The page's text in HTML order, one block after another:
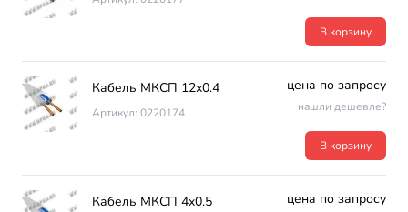
В корзину
Кабель МКСП 12х0.4
Артикул: 0220174
цена по запросу
нашли дешевле?
В корзину
Кабель МКСП 4х0.5 цена по запросу